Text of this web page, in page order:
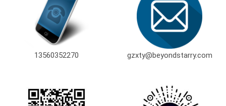
13560352270 gzxty@beyondstarry.com